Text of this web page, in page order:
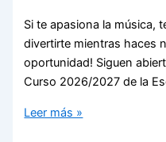
Si te apasiona la música,
divertirte mientras haces
oportunidad! Siguen
Curso 2026/2027 de la
Leer más »